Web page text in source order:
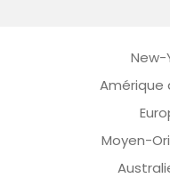
Amérique
Moyen-